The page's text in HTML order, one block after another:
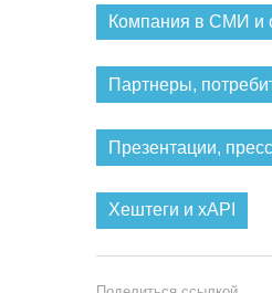
Компания в СМИ и
Партнеры,
Презентации,
Хештеги и xAPI